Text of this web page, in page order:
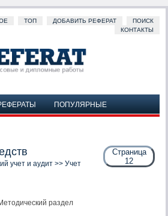
ТОП ДОБАВИТЬ РЕФЕРАТ
ПОИСК
КОНТАКТЫ
ПОПУЛЯРНЫЕ
Страница
12
учет и аудит >> Учет
раздел